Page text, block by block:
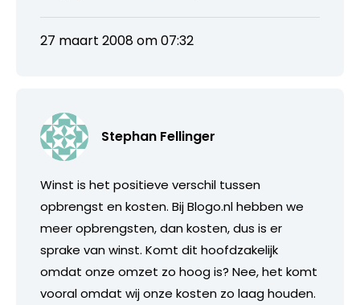
27 maart 2008 om 07:32
Stephan Fellinger
Winst is het positieve verschil tussen
opbrengst en kosten. Bij Blogo.nl hebben we
meer opbrengsten, dan kosten, dus is er
sprake van winst. Komt dit hoofdzakelijk
omdat onze omzet zo hoog is? Nee, het komt
vooral omdat wij onze kosten zo laag houden.